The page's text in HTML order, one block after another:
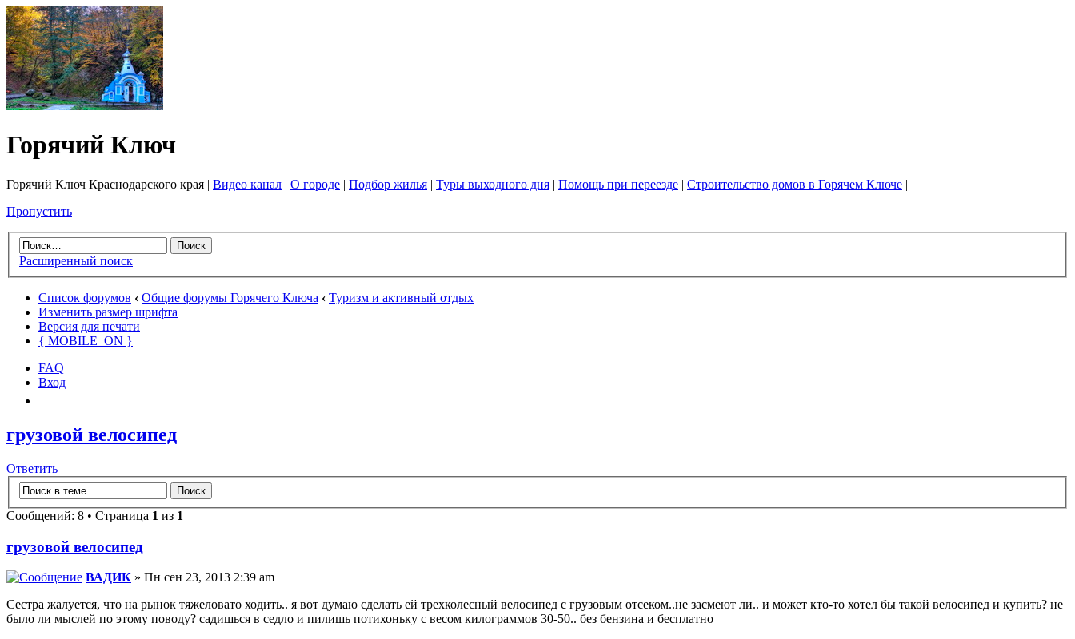
Горячий Ключ
Горячий Ключ Краснодарского края | Видео канал | О городе | Подбор жилья | Туры выходного дня | Помощь при переезде | Строительство домов в Горячем Ключе |
Пропустить
Расширенный поиск
Список форумов ‹ Общие форумы Горячего Ключа ‹ Туризм и активный отдых
Изменить размер шрифта
Версия для печати
{ MOBILE_ON }
FAQ
Вход
грузовой велосипед
Ответить
Сообщений: 8 • Страница 1 из 1
грузовой велосипед
ВАДИК » Пн сен 23, 2013 2:39 am
Сестра жалуется, что на рынок тяжеловато ходить.. я вот думаю сделать ей трехколесный велосипед с грузовым отсеком..не засмеют ли.. и может кто-то хотел бы такой велосипед и купить? не
было ли мыслей по этому поводу? садишься в седло и пилишь потихоньку с весом килограммов 30-50.. без бензина и бесплатно